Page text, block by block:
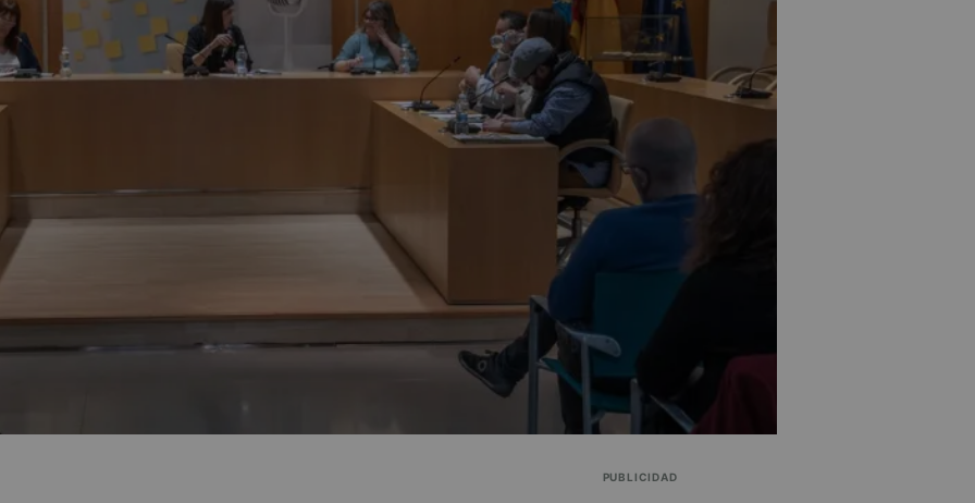
PUBLICIDAD